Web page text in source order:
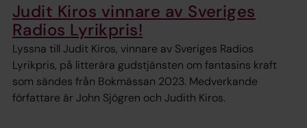
Judit Kiros vinnare av Sveriges
Radios Lyrikpris!
Lyssna till Judit Kiros, vinnare av Sveriges Radios
Lyrikpris, på litterära gudstjänsten om fantasins kraft
som sändes från Bokmässan 2023. Medverkande
författare är John Sjögren och Judith Kiros.